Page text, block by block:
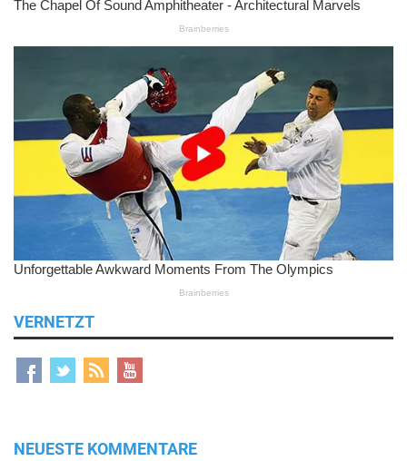
VERNETZT
NEUESTE KOMMENTARE